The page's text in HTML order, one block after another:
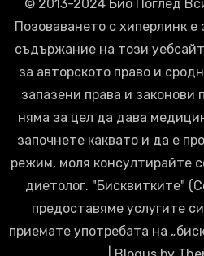
© 2013-2024 Био Поглед
Позоваването с хиперлинк
съдържание на този
за авторското право и
запазени права и
няма за цел да дава
започнете каквато и да е
режим, моля консултирайте
диетолог. "Бисквитките"
предоставяме услугите
приемате употребата на